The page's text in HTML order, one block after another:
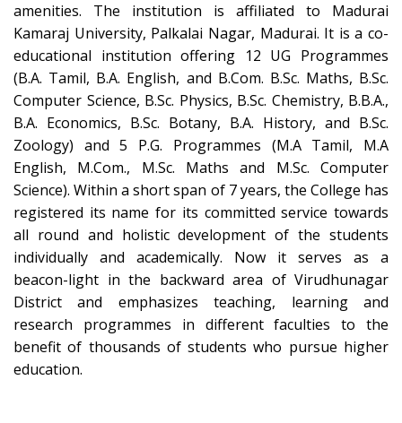
amenities. The institution is affiliated to Madurai
Kamaraj University, Palkalai Nagar, Madurai. It is a co-
educational institution offering 12 UG Programmes
(B.A. Tamil, B.A. English, and B.Com. B.Sc. Maths, B.Sc.
Computer Science, B.Sc. Physics, B.Sc. Chemistry, B.B.A.,
B.A. Economics, B.Sc. Botany, B.A. History, and B.Sc.
Zoology) and 5 P.G. Programmes (M.A Tamil, M.A
English, M.Com., M.Sc. Maths and M.Sc. Computer
Science). Within a short span of 7 years, the College has
registered its name for its committed service towards
all round and holistic development of the students
individually and academically. Now it serves as a
beacon-light in the backward area of Virudhunagar
District and emphasizes teaching, learning and
research programmes in different faculties to the
benefit of thousands of students who pursue higher
education.